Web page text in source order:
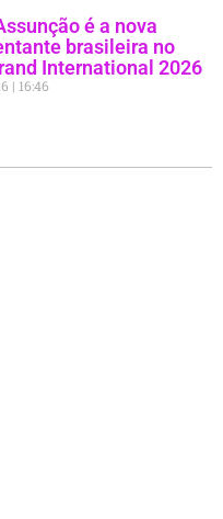
é a nova
brasileira no
International 2026
16:46